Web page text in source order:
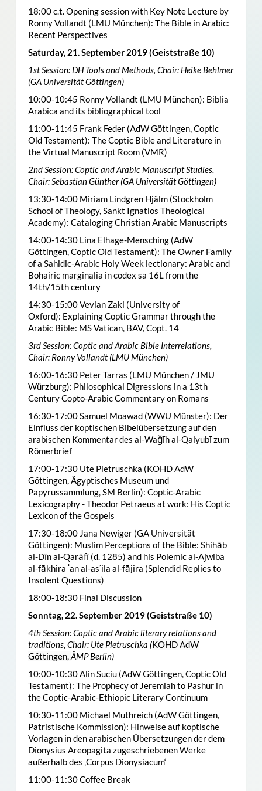
18:00 c.t. Opening session with Key Note Lecture by
Ronny Vollandt (LMU München): The Bible in Arabic:
Recent Perspectives
Saturday, 21. September 2019 (Geiststraße 10)
1st Session: DH Tools and Methods, Chair: Heike Behlmer
(GA Universität Göttingen)
10:00-10:45 Ronny Vollandt (LMU München): Biblia
Arabica and its bibliographical tool
11:00-11:45 Frank Feder (AdW Göttingen, Coptic
Old Testament): The Coptic Bible and Literature in
the Virtual Manuscript Room (VMR)
2nd Session: Coptic and Arabic Manuscript Studies,
Chair: Sebastian Günther (GA Universität Göttingen)
13:30-14:00 Miriam Lindgren Hjälm (Stockholm
School of Theology, Sankt Ignatios Theological
Academy): Cataloging Christian Arabic Manuscripts
14:00-14:30 Lina Elhage-Mensching (AdW
Göttingen, Coptic Old Testament): The Owner Family
of a Sahidic-Arabic Holy Week lectionary: Arabic and
Bohairic marginalia in codex sa 16L from the
14th/15th century
14:30-15:00 Vevian Zaki (University of
Oxford): Explaining Coptic Grammar through the
Arabic Bible: MS Vatican, BAV, Copt. 14
3rd Session: Coptic and Arabic Bible Interrelations,
Chair: Ronny Vollandt (LMU München)
16:00-16:30 Peter Tarras (LMU München / JMU
Würzburg): Philosophical Digressions in a 13th
Century Copto-Arabic Commentary on Romans
16:30-17:00 Samuel Moawad (WWU Münster): Der
Einfluss der koptischen Bibelübersetzung auf den
arabischen Kommentar des al-Waǧīh al-Qalyubī zum
Römerbrief
17:00-17:30 Ute Pietruschka (KOHD AdW
Göttingen, Ägyptisches Museum und
Papyrussammlung, SM Berlin): Coptic-Arabic
Lexicography - Theodor Petraeus at work: His Coptic
Lexicon of the Gospels
17:30-18:00 Jana Newiger (GA Universität
Göttingen): Muslim Perceptions of the Bible: Shihāb
al-Dīn al-Qarāfī (d. 1285) and his Polemic al-Ajwiba
al-fākhira ʿan al-asʾila al-fājira (Splendid Replies to
Insolent Questions)
18:00-18:30 Final Discussion
Sonntag, 22. September 2019 (Geiststraße 10)
4th Session: Coptic and Arabic literary relations and
traditions, Chair: Ute Pietruschka (KOHD AdW
Göttingen,ÄMP Berlin)
10:00-10:30 Alin Suciu (AdW Göttingen, Coptic Old
Testament): The Prophecy of Jeremiah to Pashur in
the Coptic-Arabic-Ethiopic Literary Continuum
10:30-11:00 Michael Muthreich (AdW Göttingen,
Patristische Kommission): Hinweise auf koptische
Vorlagen in den arabischen Übersetzungen der dem
Dionysius Areopagita zugeschriebenen Werke
außerhalb des ‚Corpus Dionysiacum‘
11:00-11:30 Coffee Break